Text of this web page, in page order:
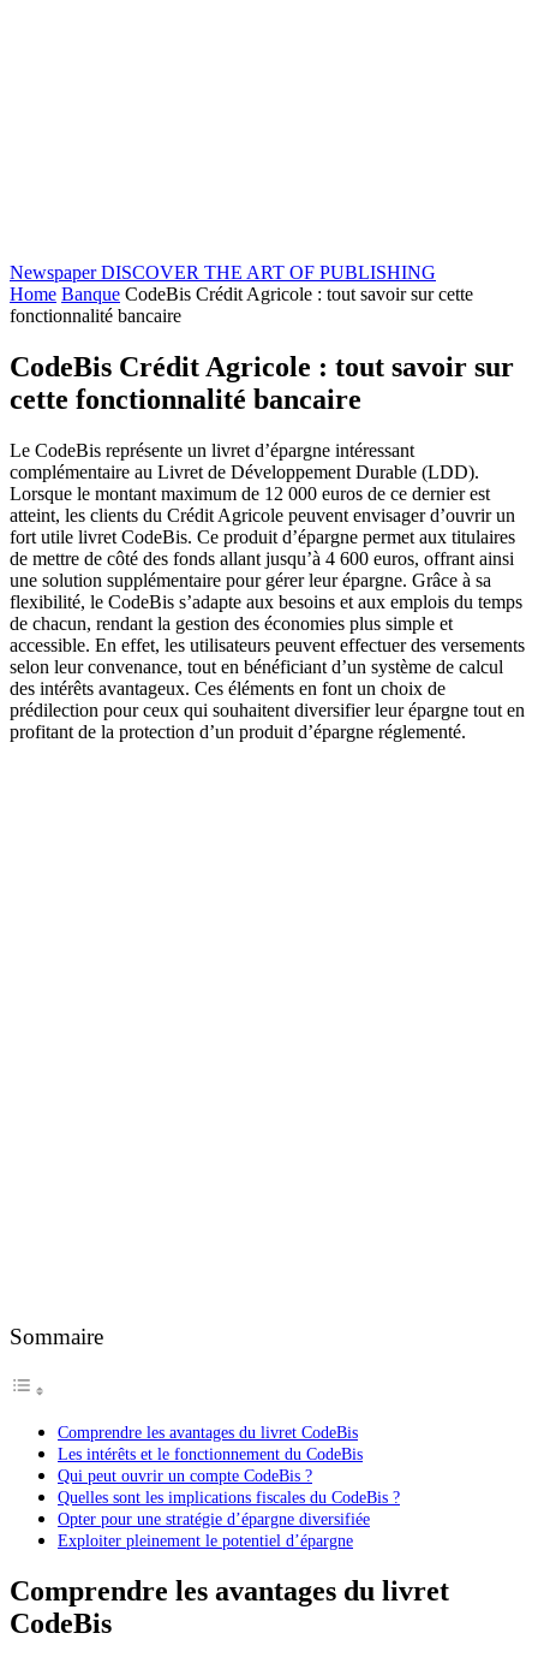
Newspaper DISCOVER THE ART OF PUBLISHING
Home Banque CodeBis Crédit Agricole : tout savoir sur cette
fonctionnalité bancaire
CodeBis Crédit Agricole : tout savoir sur
cette fonctionnalité bancaire
Le CodeBis représente un livret d’épargne intéressant
complémentaire au Livret de Développement Durable (LDD).
Lorsque le montant maximum de 12 000 euros de ce dernier est
atteint, les clients du Crédit Agricole peuvent envisager d’ouvrir un
fort utile livret CodeBis. Ce produit d’épargne permet aux titulaires
de mettre de côté des fonds allant jusqu’à 4 600 euros, offrant ainsi
une solution supplémentaire pour gérer leur épargne. Grâce à sa
flexibilité, le CodeBis s’adapte aux besoins et aux emplois du temps
de chacun, rendant la gestion des économies plus simple et
accessible. En effet, les utilisateurs peuvent effectuer des versements
selon leur convenance, tout en bénéficiant d’un système de calcul
des intérêts avantageux. Ces éléments en font un choix de
prédilection pour ceux qui souhaitent diversifier leur épargne tout en
profitant de la protection d’un produit d’épargne réglementé.
Sommaire
Comprendre les avantages du livret CodeBis
Les intérêts et le fonctionnement du CodeBis
Qui peut ouvrir un compte CodeBis ?
Quelles sont les implications fiscales du CodeBis ?
Opter pour une stratégie d’épargne diversifiée
Exploiter pleinement le potentiel d’épargne
Comprendre les avantages du livret
CodeBis